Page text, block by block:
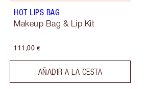
HOT LIPS BAG
Makeup Bag & Lip Kit
111,00 €
AÑADIR A LA CESTA